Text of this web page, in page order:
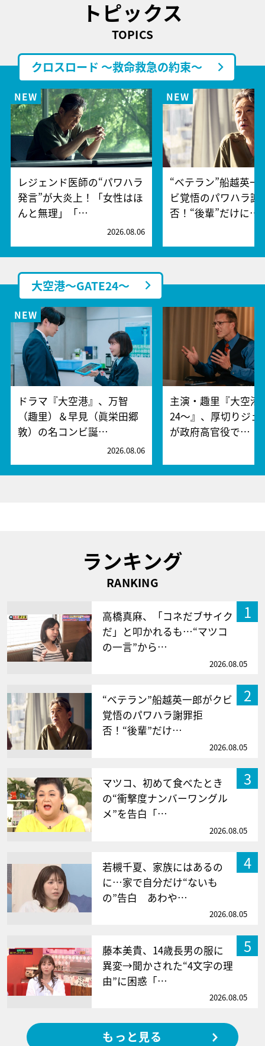
トピックス
TOPICS
クロスロード ～救命救急の約束～
レジェンド医師の“パワハラ
発言”が大炎上！「女性はほ
んと無理」「…
2026.08.06
“ベテラン”船越英一
ビ覚悟のパワハラ謝
否！“後輩”だけに…
大空港～GATE24～
ドラマ『大空港』、万智
（趣里）＆早見（眞栄田郷
敦）の名コンビ誕…
2026.08.06
主演・趣里『大空港
24～』、厚切りジェ
が政府高官役で…
ランキング
RANKING
1
高橋真麻、「コネだブサイク
だ」と叩かれるも…“マツコ
の一言”から…
2026.08.05
2
“ベテラン”船越英一郎がクビ
覚悟のパワハラ謝罪拒
否！“後輩”だけ…
2026.08.05
3
マツコ、初めて食べたとき
の“衝撃度ナンバーワングル
メ”を告白「…
2026.08.05
4
若槻千夏、家族にはあるの
に…家で自分だけ“ないも
の”告白 あわや…
2026.08.05
5
藤本美貴、14歳長男の服に
異変→聞かされた“4文字の理
由”に困惑「…
2026.08.05
もっと見る